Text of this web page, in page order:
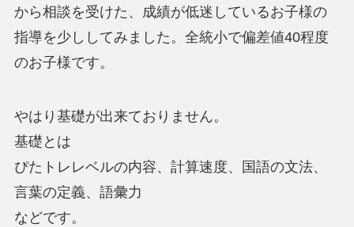
から相談を受けた、成績が低迷しているお子様の
指導を少ししてみました。全統小で偏差値40程度
のお子様です。
やはり基礎が出来ておりません。
基礎とは
ぴたトレレベルの内容、計算速度、国語の文法、
言葉の定義、語彙力
などです。